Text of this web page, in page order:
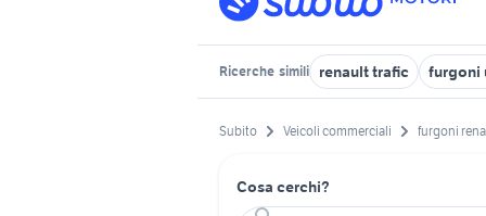
Ricerche simili renault trafic furgoni
Subito Veicoli commerciali furgoni
Cosa cerchi?